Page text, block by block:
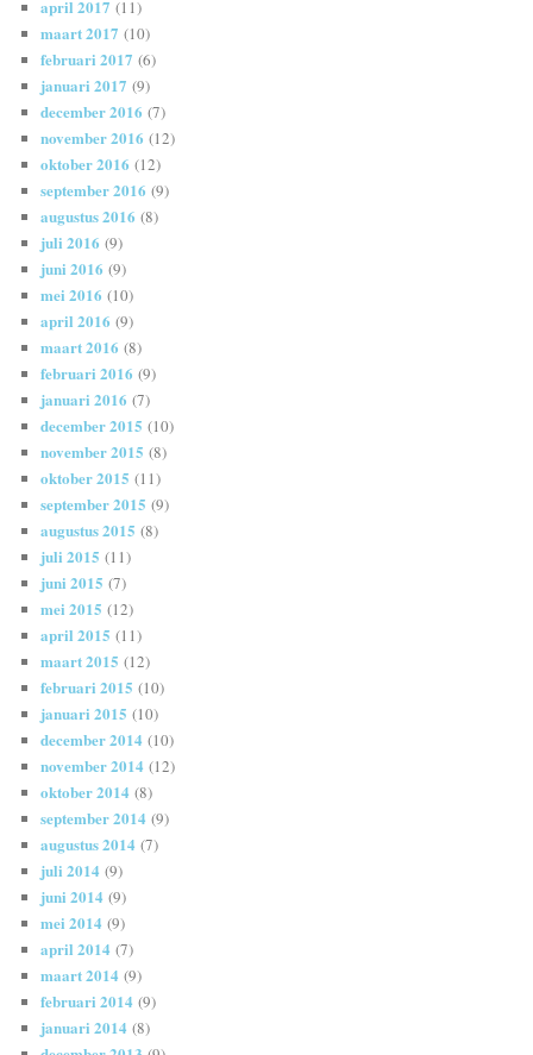
april 2017 (11)
maart 2017 (10)
februari 2017 (6)
januari 2017 (9)
december 2016 (7)
november 2016 (12)
oktober 2016 (12)
september 2016 (9)
augustus 2016 (8)
juli 2016 (9)
juni 2016 (9)
mei 2016 (10)
april 2016 (9)
maart 2016 (8)
februari 2016 (9)
januari 2016 (7)
december 2015 (10)
november 2015 (8)
oktober 2015 (11)
september 2015 (9)
augustus 2015 (8)
juli 2015 (11)
juni 2015 (7)
mei 2015 (12)
april 2015 (11)
maart 2015 (12)
februari 2015 (10)
januari 2015 (10)
december 2014 (10)
november 2014 (12)
oktober 2014 (8)
september 2014 (9)
augustus 2014 (7)
juli 2014 (9)
juni 2014 (9)
mei 2014 (9)
april 2014 (7)
maart 2014 (9)
februari 2014 (9)
januari 2014 (8)